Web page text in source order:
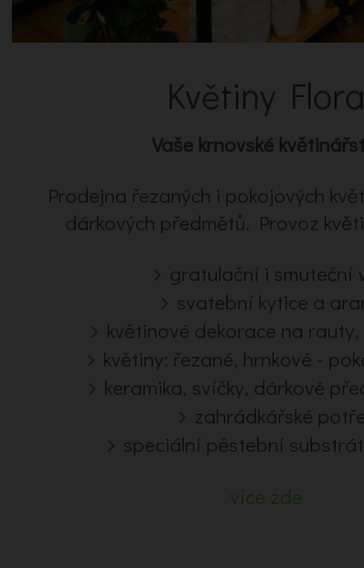
Květiny Flora
Vaše krnovské
Prodejna řezaných i pokojových
dárkových předmětů. Provoz
gratulační i smuteční
svatební kytice a
květinové dekorace na
květiny: řezané, hrnkové -
keramika, svíčky, dárkové
zahrádkářské
speciální pěstební
více zde